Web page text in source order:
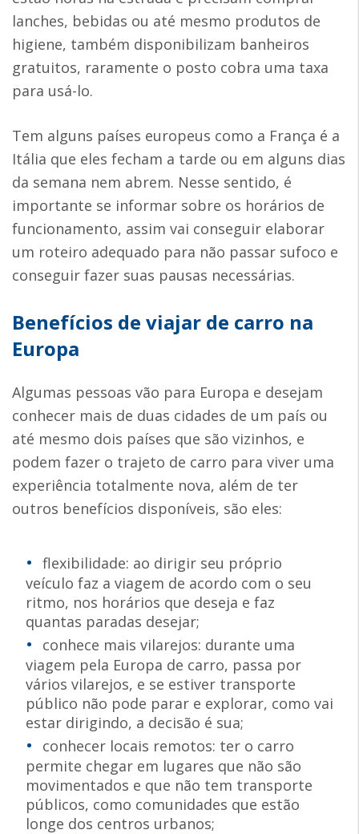
lanches, bebidas ou até mesmo produtos de
higiene, também disponibilizam banheiros
gratuitos, raramente o posto cobra uma taxa
para usá-lo.
Tem alguns países europeus como a França é a
Itália que eles fecham a tarde ou em alguns dias
da semana nem abrem. Nesse sentido, é
importante se informar sobre os horários de
funcionamento, assim vai conseguir elaborar
um roteiro adequado para não passar sufoco e
conseguir fazer suas pausas necessárias.
Benefícios de viajar de carro na
Europa
Algumas pessoas vão para Europa e desejam
conhecer mais de duas cidades de um país ou
até mesmo dois países que são vizinhos, e
podem fazer o trajeto de carro para viver uma
experiência totalmente nova, além de ter
outros benefícios disponíveis, são eles:
flexibilidade: ao dirigir seu próprio
veículo faz a viagem de acordo com o seu
ritmo, nos horários que deseja e faz
quantas paradas desejar;
conhece mais vilarejos: durante uma
viagem pela Europa de carro, passa por
vários vilarejos, e se estiver transporte
público não pode parar e explorar, como vai
estar dirigindo, a decisão é sua;
conhecer locais remotos: ter o carro
permite chegar em lugares que não são
movimentados e que não tem transporte
públicos, como comunidades que estão
longe dos centros urbanos;